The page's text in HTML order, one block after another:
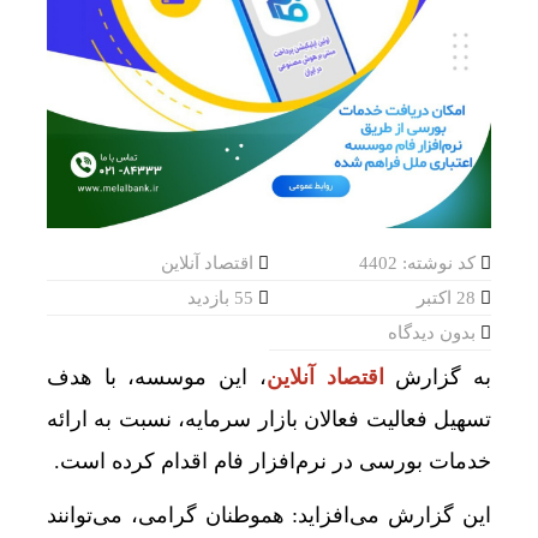
کد نوشته: 4402
اقتصاد آنلاین
بدون دیدگاه
به گزارش اقتصاد آنلاین، این موسسه، با هدف
تسهیل فعالیت فعالان بازار سرمایه، نسبت به ارائه
خدمات بورسی در نرم‌افزار فام اقدام کرده است.
این گزارش می‌افزاید: هموطنان گرامی، می‌توانند